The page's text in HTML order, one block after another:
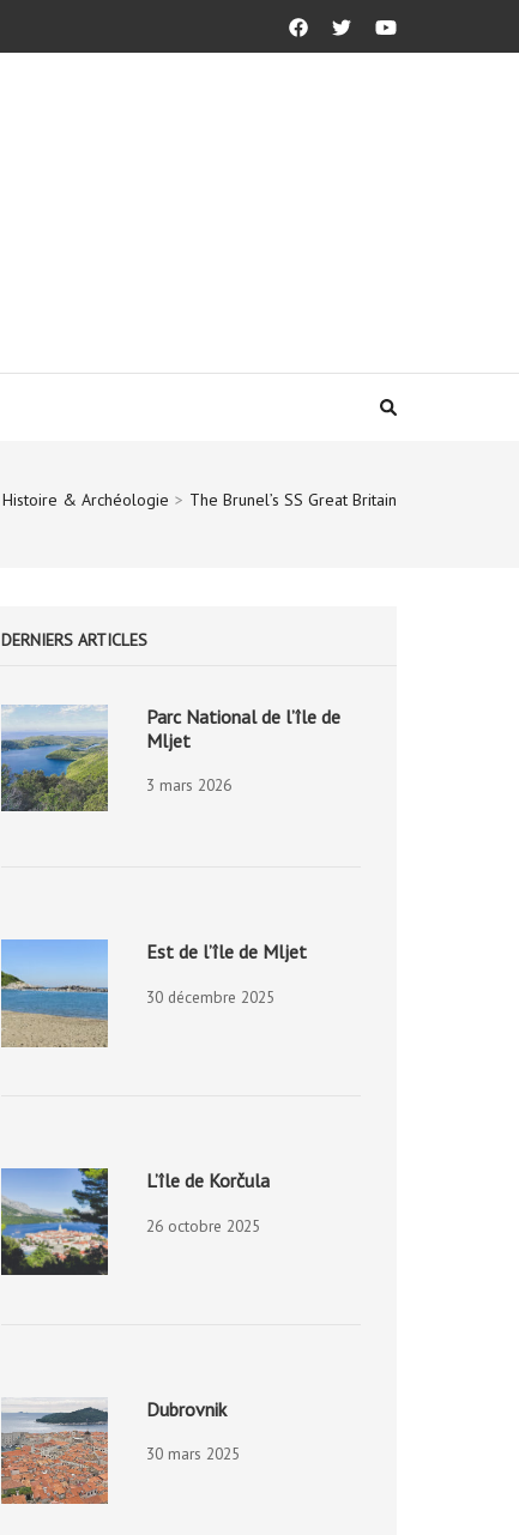
Histoire & Archéologie > The Brunel’s SS Great Britain
DERNIERS ARTICLES
Parc National de l’île de
Mljet
3 mars 2026
Est de l’île de Mljet
30 décembre 2025
L’île de Korčula
26 octobre 2025
Dubrovnik
30 mars 2025